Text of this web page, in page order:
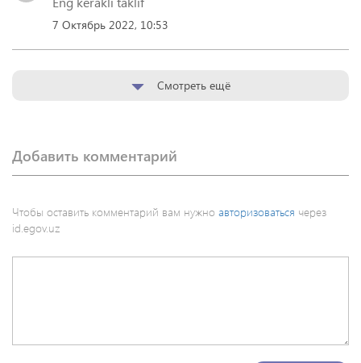
7 Октябрь 2022, 10:53
Смотреть ещё
Добавить комментарий
Чтобы оставить комментарий вам нужно авторизоваться через
id.egov.uz